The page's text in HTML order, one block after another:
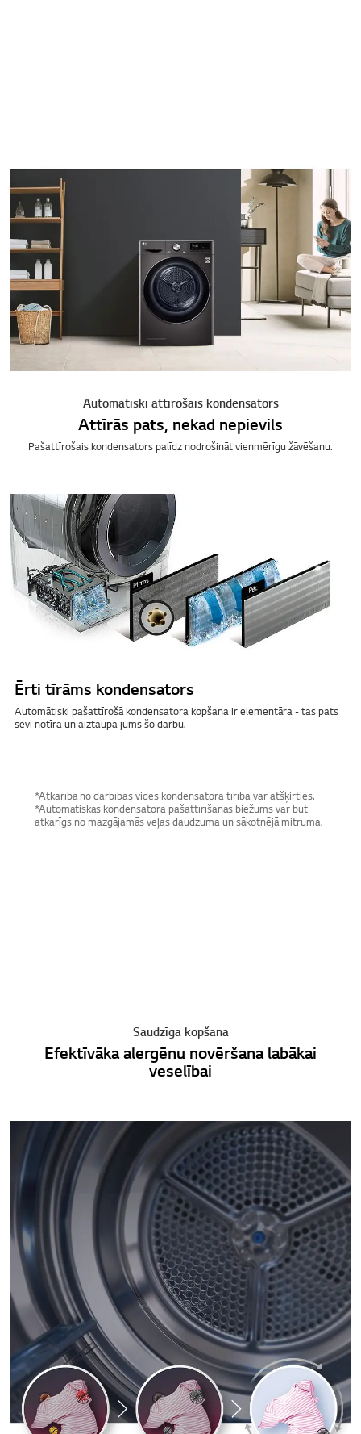
Automātiski attīrošais kondensators
Attīrās pats, nekad nepievils
Pašattīrošais kondensators palīdz nodrošināt vienmērīgu žāvēšanu.
Ērti tīrāms kondensators
Automātiski pašattīrošā kondensatora kopšana ir elementāra - tas pats
sevi notīra un aiztaupa jums šo darbu.
*Atkarībā no darbības vides kondensatora tīrība var atšķirties.
*Automātiskās kondensatora pašattīrīšanās biežums var būt
atkarīgs no mazgājamās veļas daudzuma un sākotnējā mitruma.
Saudzīga kopšana
Efektīvāka alergēnu novēršana labākai
veselībai